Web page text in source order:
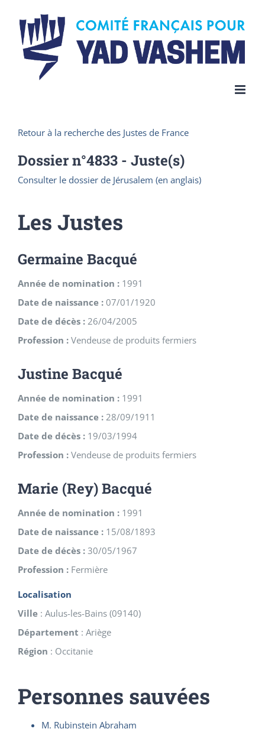
content
Retour à la recherche des Justes de France
Dossier n°4833 - Juste(s)
Consulter le dossier de Jérusalem (en anglais)
Les Justes
Germaine Bacqué
Année de nomination : 1991
Date de naissance : 07/01/1920
Date de décès : 26/04/2005
Profession : Vendeuse de produits fermiers
Justine Bacqué
Année de nomination : 1991
Date de naissance : 28/09/1911
Date de décès : 19/03/1994
Profession : Vendeuse de produits fermiers
Marie (Rey) Bacqué
Année de nomination : 1991
Date de naissance : 15/08/1893
Date de décès : 30/05/1967
Profession : Fermière
Localisation
Ville : Aulus-les-Bains (09140)
Département : Ariège
Région : Occitanie
Personnes sauvées
M. Rubinstein Abraham